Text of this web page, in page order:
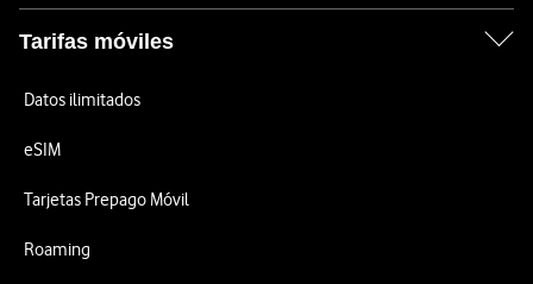
Tarifas móviles
Datos ilimitados
eSIM
Tarjetas Prepago Móvil
Roaming